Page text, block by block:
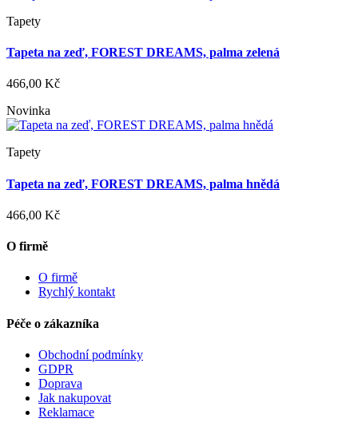
Tapety
Tapeta na zeď, FOREST DREAMS, palma zelená
466,00 Kč
Novinka
Tapety
Tapeta na zeď, FOREST DREAMS, palma hnědá
466,00 Kč
O firmě
O firmě
Rychlý kontakt
Péče o zákazníka
Obchodní podmínky
GDPR
Doprava
Jak nakupovat
Reklamace